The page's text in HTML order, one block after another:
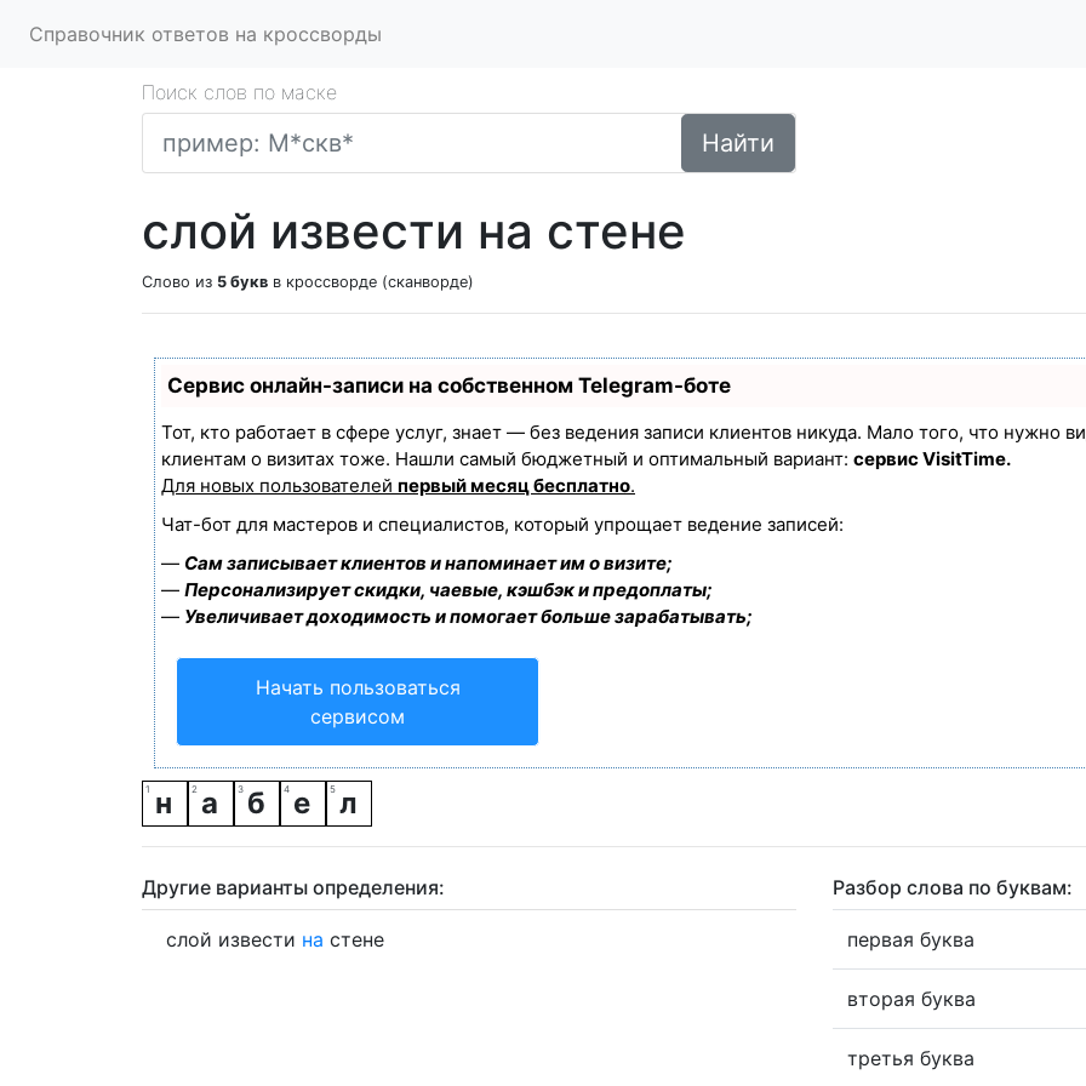
Справочник ответов на кроссворды
Поиск слов по маске
Найти
слой извести на стене
Слово из 5 букв в кроссворде (сканворде)
Сервис онлайн-записи на собственном Telegram-боте
Тот, кто работает в сфере услуг, знает — без ведения записи клиентов никуда. Мало того, что нужно
клиентам о визитах тоже. Нашли самый бюджетный и оптимальный вариант: сервис VisitTime.
Для новых пользователей первый месяц бесплатно.
Чат-бот для мастеров и специалистов, который упрощает ведение записей:
— Сам записывает клиентов и напоминает им о визите;
— Персонализирует скидки, чаевые, кэшбэк и предоплаты;
— Увеличивает доходимость и помогает больше зарабатывать;
Начать пользоваться
сервисом
н а б е л
Другие варианты определения:
слой извести на стене
Разбор слова по буквам:
первая буква
вторая буква
третья буква